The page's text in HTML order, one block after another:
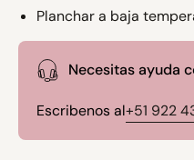
Planchar a baja
Necesitas ayuda
Escribenos al+51 922